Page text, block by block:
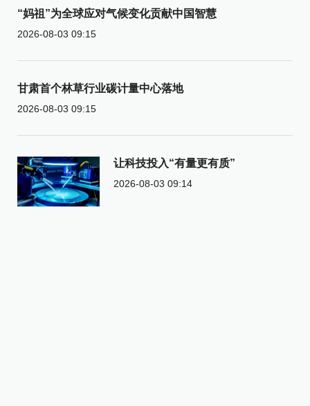
“妈祖”为全球应对气候变化贡献中国智慧
2026-08-03 09:15
甘肃首个林草行业碳计量中心落地
2026-08-03 09:15
让科技投入“有量更有质”
2026-08-03 09:14